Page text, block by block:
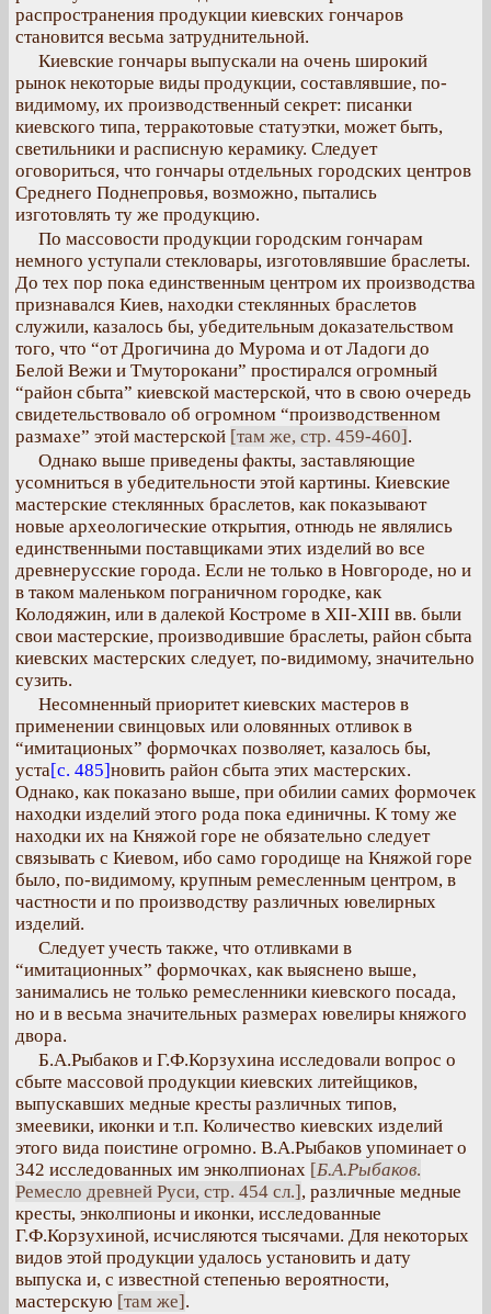
распространения продукции киевских гончаров
становится весьма затруднительной.
Киевские гончары выпускали на очень широкий
рынок некоторые виды продукции, составлявшие, по-
видимому, их производственный секрет: писанки
киевского типа, терракотовые статуэтки, может быть,
светильники и расписную керамику. Следует
оговориться, что гончары отдельных городских центров
Среднего Поднепровья, возможно, пытались
изготовлять ту же продукцию.
По массовости продукции городским гончарам
немного уступали стекловары, изготовлявшие браслеты.
До тех пор пока единственным центром их производства
признавался Киев, находки стеклянных браслетов
служили, казалось бы, убедительным доказательством
того, что “от Дрогичина до Мурома и от Ладоги до
Белой Вежи и Тмуторокани” простирался огромный
“район сбыта” киевской мастерской, что в свою очередь
свидетельствовало об огромном “производственном
размахе” этой мастерской [там же, стр. 459-460].
Однако выше приведены факты, заставляющие
усомниться в убедительности этой картины. Киевские
мастерские стеклянных браслетов, как показывают
новые археологические открытия, отнюдь не являлись
единственными поставщиками этих изделий во все
древнерусские города. Если не только в Новгороде, но и
в таком маленьком пограничном городке, как
Колодяжин, или в далекой Костроме в XII-XIII вв. были
свои мастерские, производившие браслеты, район сбыта
киевских мастерских следует, по-видимому, значительно
сузить.
Несомненный приоритет киевских мастеров в
применении свинцовых или оловянных отливок в
“имитационых” формочках позволяет, казалось бы,
уста[с. 485]новить район сбыта этих мастерских.
Однако, как показано выше, при обилии самих формочек
находки изделий этого рода пока единичны. К тому же
находки их на Княжой горе не обязательно следует
связывать с Киевом, ибо само городище на Княжой горе
было, по-видимому, крупным ремесленным центром, в
частности и по производству различных ювелирных
изделий.
Следует учесть также, что отливками в
“имитационных” формочках, как выяснено выше,
занимались не только ремесленники киевского посада,
но и в весьма значительных размерах ювелиры княжого
двора.
Б.А.Рыбаков и Г.Ф.Корзухина исследовали вопрос о
сбыте массовой продукции киевских литейщиков,
выпускавших медные кресты различных типов,
змеевики, иконки и т.п. Количество киевских изделий
этого вида поистине огромно. В.А.Рыбаков упоминает о
342 исследованных им энколпионах [Б.А.Рыбаков.
Ремесло древней Руси, стр. 454 сл.], различные медные
кресты, энколпионы и иконки, исследованные
Г.Ф.Корзухиной, исчисляются тысячами. Для некоторых
видов этой продукции удалось установить и дату
выпуска и, с известной степенью вероятности,
мастерскую [там же].